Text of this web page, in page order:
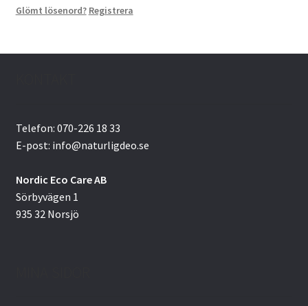
Glömt lösenord? Registrera
Telefon: 070-226 18 33
E-post: info@naturligdeo.se
Nordic Eco Care AB
Sörbyvägen 1
935 32 Norsjö